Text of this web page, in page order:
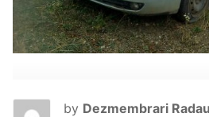
by Dezmembrari